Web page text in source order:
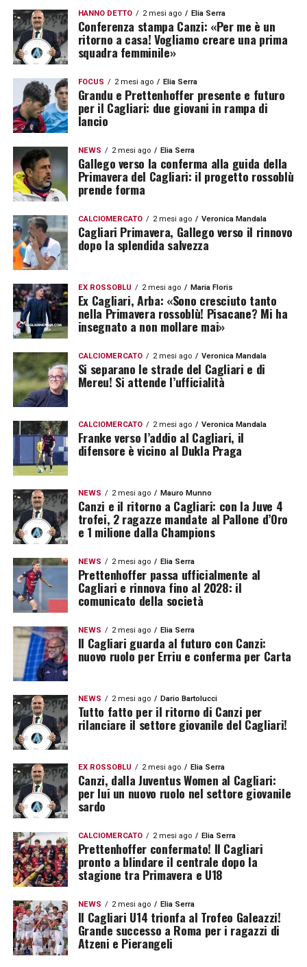
HANNO DETTO 2 mesi ago Elia Serra
Conferenza stampa Canzi: «Per me è un
ritorno a casa! Vogliamo creare una prima
squadra femminile»
FOCUS 2 mesi ago Elia Serra
Grandu e Prettenhoffer presente e futuro
per il Cagliari: due giovani in rampa di
lancio
NEWS 2 mesi ago Elia Serra
Gallego verso la conferma alla guida della
Primavera del Cagliari: il progetto rossoblù
prende forma
CALCIOMERCATO 2 mesi ago Veronica Mandala
Cagliari Primavera, Gallego verso il rinnovo
dopo la splendida salvezza
EX ROSSOBLÙ 2 mesi ago Maria Floris
Ex Cagliari, Arba: «Sono cresciuto tanto
nella Primavera rossoblù! Pisacane? Mi ha
insegnato a non mollare mai»
CALCIOMERCATO 2 mesi ago Veronica Mandala
Si separano le strade del Cagliari e di
Mereu! Si attende l’ufficialità
CALCIOMERCATO 2 mesi ago Veronica Mandala
Franke verso l’addio al Cagliari, il
difensore è vicino al Dukla Praga
NEWS 2 mesi ago Mauro Munno
Canzi e il ritorno a Cagliari: con la Juve 4
trofei, 2 ragazze mandate al Pallone d’Oro
e 1 milione dalla Champions
NEWS 2 mesi ago Elia Serra
Prettenhoffer passa ufficialmente al
Cagliari e rinnova fino al 2028: il
comunicato della società
NEWS 2 mesi ago Elia Serra
Il Cagliari guarda al futuro con Canzi:
nuovo ruolo per Erriu e conferma per Carta
NEWS 2 mesi ago Dario Bartolucci
Tutto fatto per il ritorno di Canzi per
rilanciare il settore giovanile del Cagliari!
EX ROSSOBLÙ 2 mesi ago Elia Serra
Canzi, dalla Juventus Women al Cagliari:
per lui un nuovo ruolo nel settore giovanile
sardo
CALCIOMERCATO 2 mesi ago Elia Serra
Prettenhoffer confermato! Il Cagliari
pronto a blindare il centrale dopo la
stagione tra Primavera e U18
NEWS 2 mesi ago Elia Serra
Il Cagliari U14 trionfa al Trofeo Galeazzi!
Grande successo a Roma per i ragazzi di
Atzeni e Pierangeli